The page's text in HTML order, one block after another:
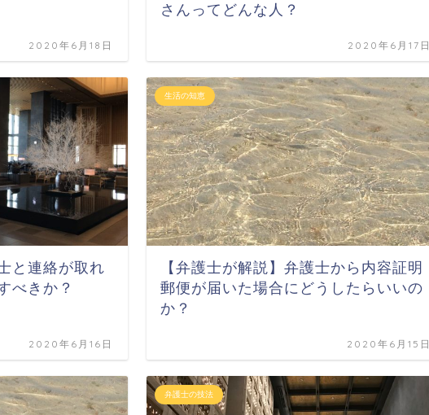
2020年6月18日
さんってどんな人？
2020年6月17日
と連絡が取れ
べきか？
2020年6月16日
生活の知恵
【弁護士が解説】弁護士から内容証明
郵便が届いた場合にどうしたらいいの
か？
2020年6月15日
弁護士の技法